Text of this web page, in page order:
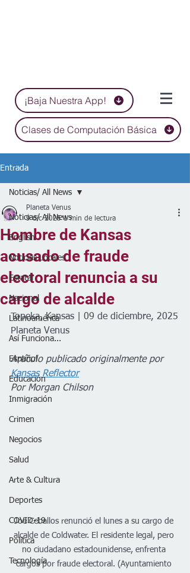
¡Baja Nuestra App!
Clases de Computación Básica
Entrada
Noticias/ All News
English
Noticias Locales
Estatal
Nacional
Latinoamérica
Así Funciona...
Español
Educación
Inmigración
Crimen
Negocios
Salud
Arte & Cultura
Deportes
COVID-19
Política
Tecnología
Noticias/ All News
Hombre de Kansas
acusado de fraude
electoral renuncia a su
cargo de alcalde
Planeta Venus
9 dic 2025 1 min de lectura
Topeka, Kansas | 09 de diciembre, 2025
Planeta Venus
Artículo publicado originalmente por
Kansas Reflector
Por Morgan Chilson
Joe Ceballos renunció el lunes a su cargo de
alcalde de Coldwater. El residente legal, pero
no ciudadano estadounidense, enfrenta
cargos por fraude electoral. (Ayuntamiento